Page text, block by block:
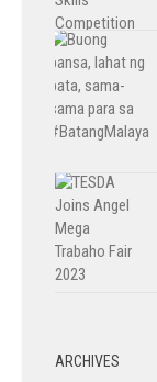
ARCHIVES